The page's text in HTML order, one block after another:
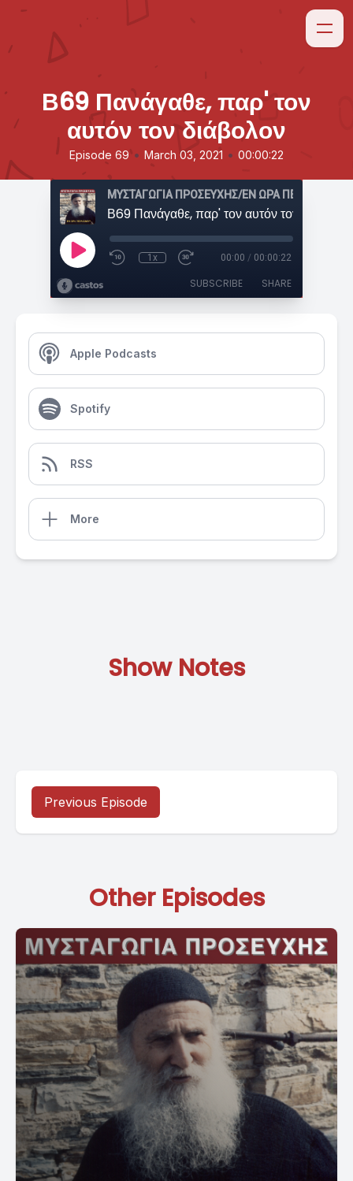
Β69 Πανάγαθε, παρ' τον
αυτόν τον διάβολον
Episode 69 • March 03, 2021 • 00:00:22
ΜΥΣΤΑΓΩΓΙΑ ΠΡΟΣΕΥΧΗΣ/ΕΝ ΩΡΑ ΠΕΙΡΑΣΜΟΥ
Β69 Πανάγαθε, παρ' τον αυτόν τον διάβολον
1x 00:00 / 00:00:22
SUBSCRIBE SHARE
Apple Podcasts
Spotify
RSS
More
Show Notes
Previous Episode
Other Episodes